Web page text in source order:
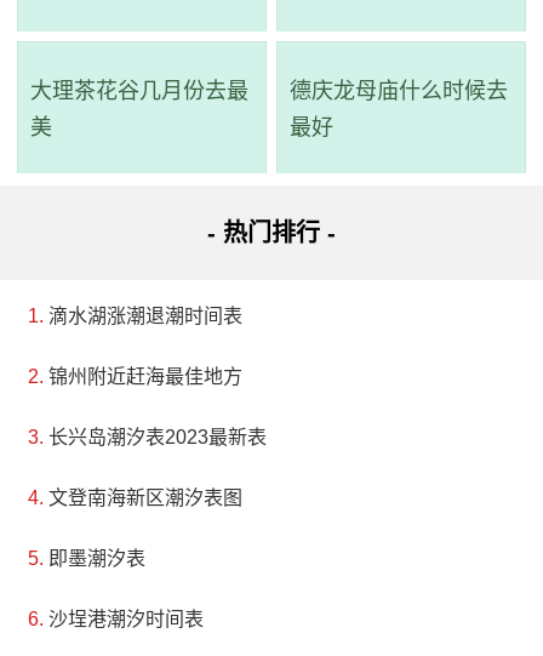
大理茶花谷几月份去最
美
德庆龙母庙什么时候去
最好
- 热门排行 -
滴水湖涨潮退潮时间表
锦州附近赶海最佳地方
长兴岛潮汐表2023最新表
文登南海新区潮汐表图
即墨潮汐表
沙埕港潮汐时间表